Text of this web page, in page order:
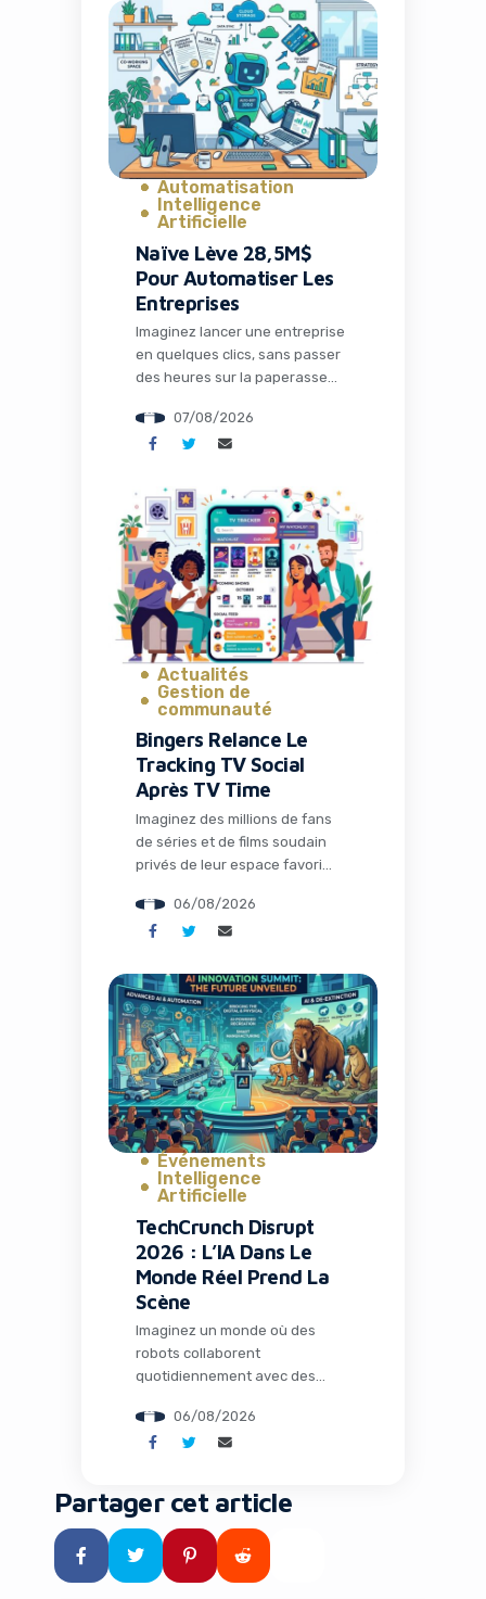
Automatisation
Intelligence
Artificielle
Naïve Lève 28,5M$
Pour Automatiser Les
Entreprises
Imaginez lancer une entreprise
en quelques clics, sans passer
des heures sur la paperasse
des outils ou la recherche de
solutions techniques. C’est
Naïve, une startup qui vient de
lever 28,5 millions de dollars
pour transformer radicalement
la façon dont les entrepreneurs
et les développeurs lancent et
gèrent […]
07/08/2026
Actualités
Gestion de
communauté
Bingers Relance Le
Tracking TV Social
Après TV Time
Imaginez des millions de fans
de séries et de films soudain
privés de leur espace favori
partager memes et suivre leurs
visionnages en communauté.
passé avec la fermeture de TV
Time, une application culte qui
avait conquis plus de 26
millions d’installations. Mais
l’histoire ne s’arrête pas […]
06/08/2026
Événements
Intelligence
Artificielle
TechCrunch Disrupt
2026 : L’IA Dans Le
Monde Réel Prend La
Scène
Imaginez un monde où des
robots collaborent
quotidiennement avec des
l’intelligence artificielle opère
loin de tout cloud dans des
où des espèces éteintes depuis
des millénaires pourraient
fouler à nouveau notre planète
grâce à la biologie de synthèse.
Ce n’est plus de la science-
06/08/2026
Partager cet article
Yes, I will turn off Ad-Blocker
No Thanks